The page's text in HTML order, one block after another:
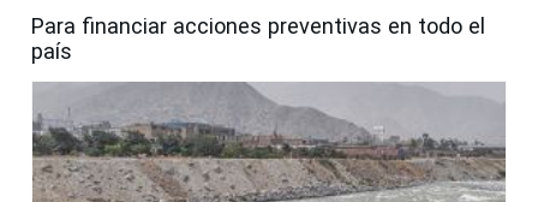
Para financiar acciones preventivas en todo el
país